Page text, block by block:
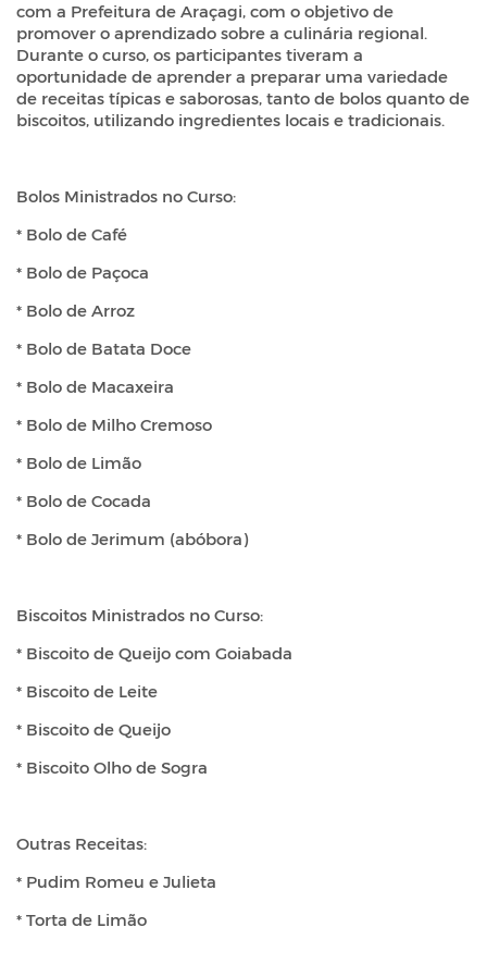
com a Prefeitura de Araçagi, com o objetivo de
promover o aprendizado sobre a culinária regional.
Durante o curso, os participantes tiveram a
oportunidade de aprender a preparar uma variedade
de receitas típicas e saborosas, tanto de bolos quanto de
biscoitos, utilizando ingredientes locais e tradicionais.
Bolos Ministrados no Curso:
* Bolo de Café
* Bolo de Paçoca
* Bolo de Arroz
* Bolo de Batata Doce
* Bolo de Macaxeira
* Bolo de Milho Cremoso
* Bolo de Limão
* Bolo de Cocada
* Bolo de Jerimum (abóbora)
Biscoitos Ministrados no Curso:
* Biscoito de Queijo com Goiabada
* Biscoito de Leite
* Biscoito de Queijo
* Biscoito Olho de Sogra
Outras Receitas:
* Pudim Romeu e Julieta
* Torta de Limão